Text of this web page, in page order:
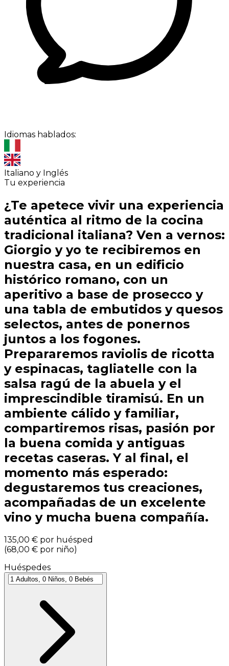
Idiomas hablados:
Italiano y Inglés
Tu experiencia
¿Te apetece vivir una experiencia
auténtica al ritmo de la cocina
tradicional italiana? Ven a vernos:
Giorgio y yo te recibiremos en
nuestra casa, en un edificio
histórico romano, con un
aperitivo a base de prosecco y
una tabla de embutidos y quesos
selectos, antes de ponernos
juntos a los fogones.
Prepararemos raviolis de ricotta
y espinacas, tagliatelle con la
salsa ragú de la abuela y el
imprescindible tiramisú. En un
ambiente cálido y familiar,
compartiremos risas, pasión por
la buena comida y antiguas
recetas caseras. Y al final, el
momento más esperado:
degustaremos tus creaciones,
acompañadas de un excelente
vino y mucha buena compañía.
135,00 € por huésped
(68,00 € por niño)
Huéspedes